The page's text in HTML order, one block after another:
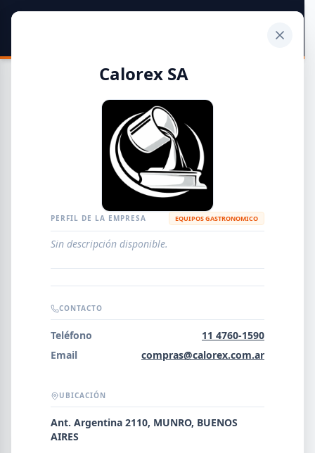
Guía de Empresas Metalúrgicas y Siderúrgicas
METALÚRGICAS
EMPRESAS AGREGAR EMPRESA
Error al cargar empresas.
Calorex SA
PERFIL DE LA EMPRESA EQUIPOS GASTRONOMICO
Sin descripción disponible.
CONTACTO
Teléfono
11 4760-1590
Email
compras@calorex.com.ar
UBICACIÓN
Ant. Argentina 2110, MUNRO, BUENOS
AIRES